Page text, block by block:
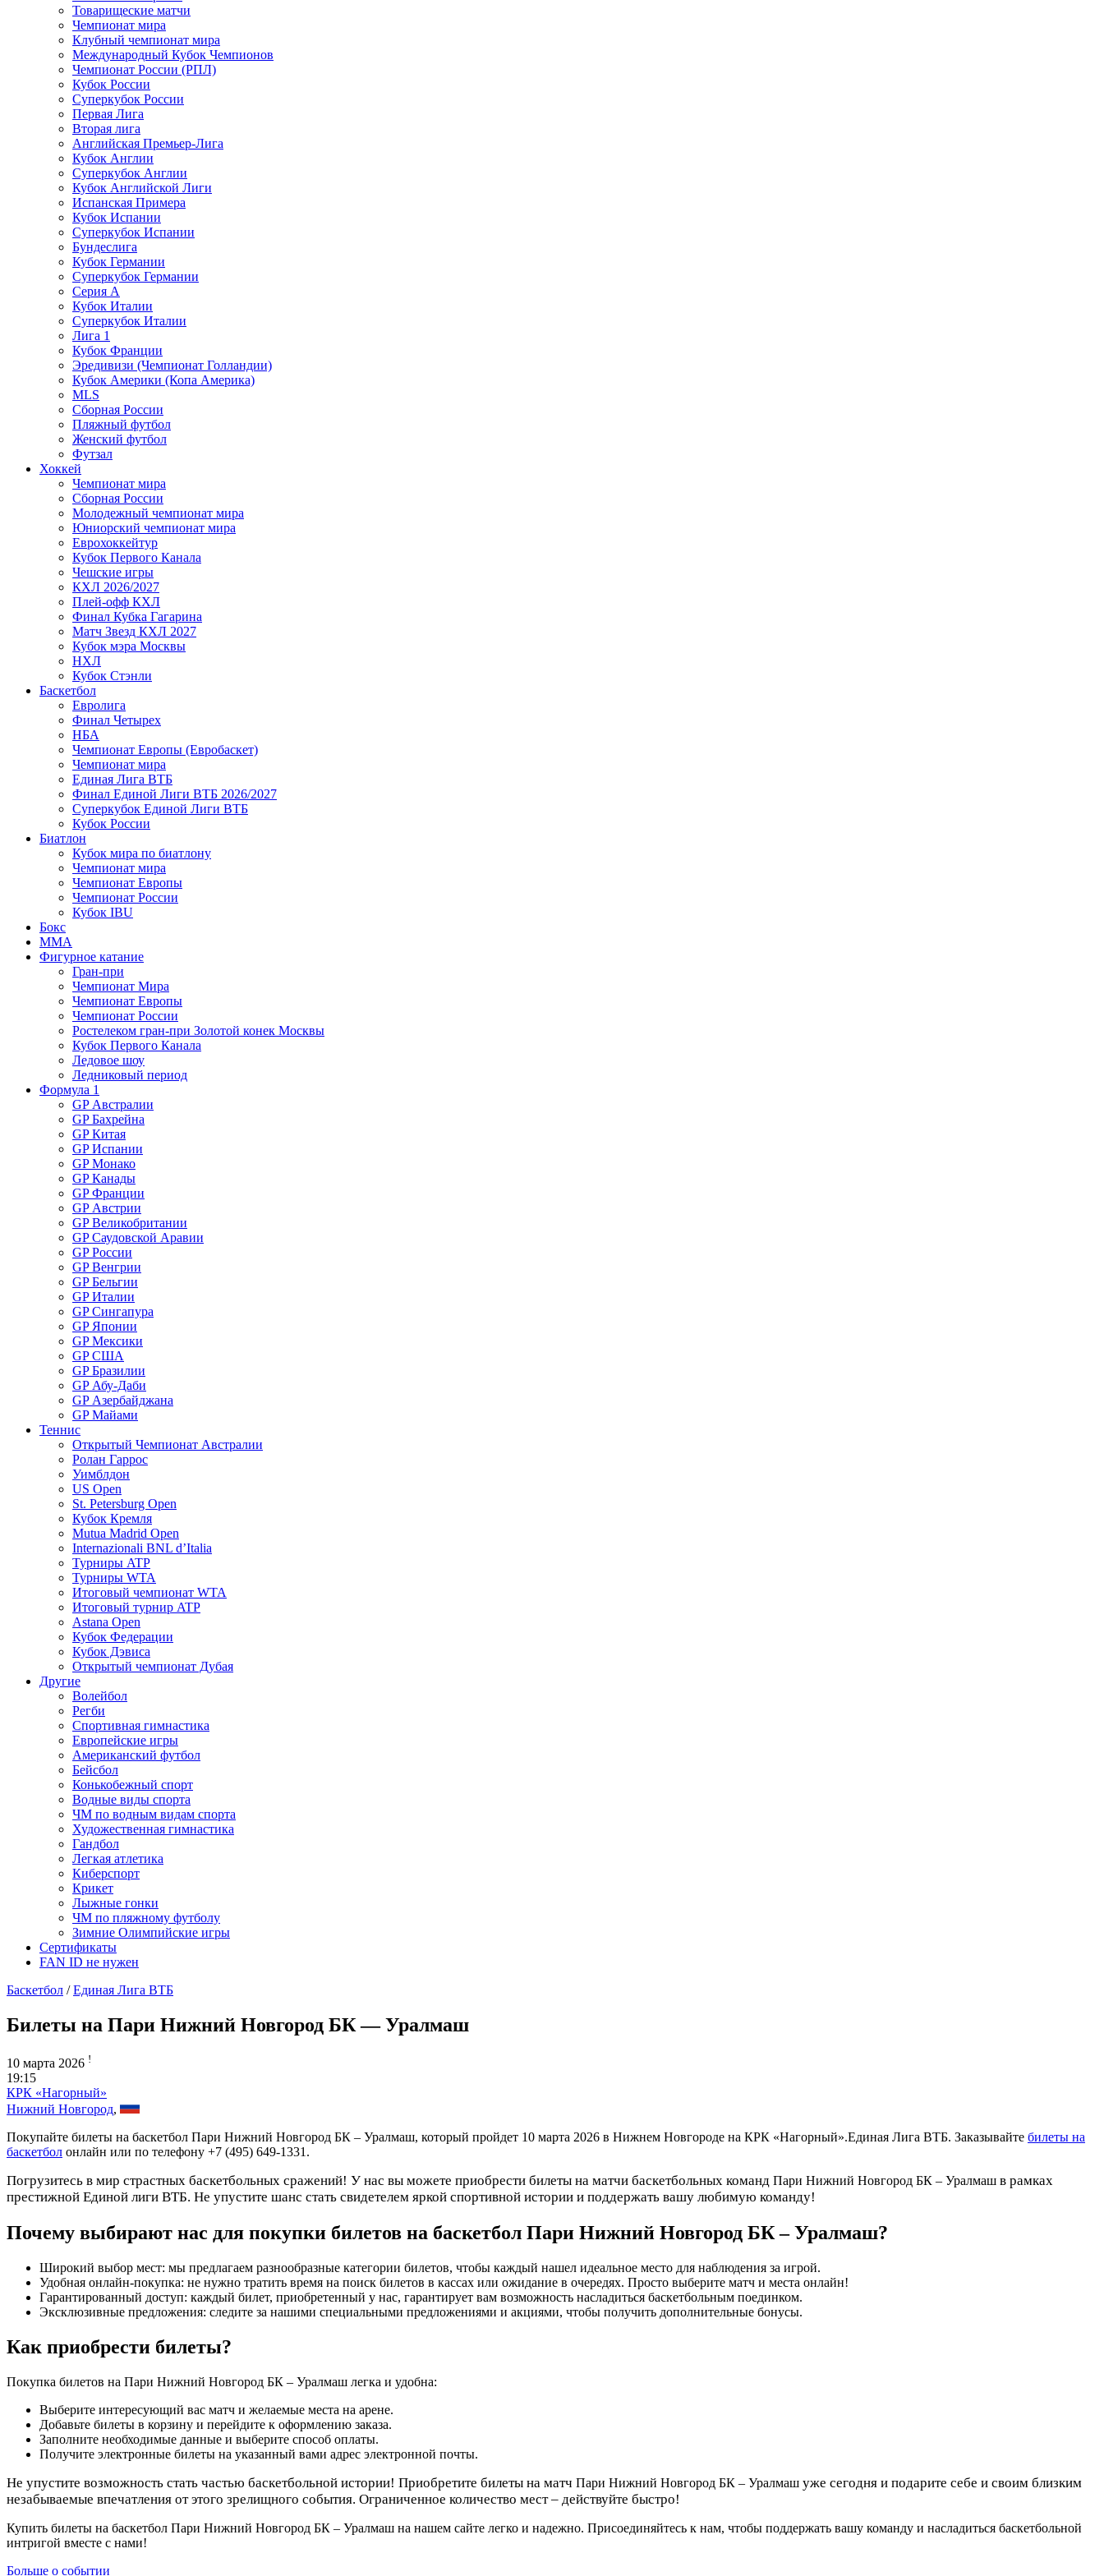
Товарищеские матчи
Чемпионат мира
Клубный чемпионат мира
Международный Кубок Чемпионов
Чемпионат России (РПЛ)
Кубок России
Суперкубок России
Первая Лига
Вторая лига
Английская Премьер-Лига
Кубок Англии
Суперкубок Англии
Кубок Английской Лиги
Испанская Примера
Кубок Испании
Суперкубок Испании
Бундеслига
Кубок Германии
Суперкубок Германии
Серия А
Кубок Италии
Суперкубок Италии
Лига 1
Кубок Франции
Эредивизи (Чемпионат Голландии)
Кубок Америки (Копа Америка)
MLS
Сборная России
Пляжный футбол
Женский футбол
Футзал
Хоккей
Чемпионат мира
Сборная России
Молодежный чемпионат мира
Юниорский чемпионат мира
Еврохоккейтур
Кубок Первого Канала
Чешские игры
КХЛ 2026/2027
Плей-офф КХЛ
Финал Кубка Гагарина
Матч Звезд КХЛ 2027
Кубок мэра Москвы
НХЛ
Кубок Стэнли
Баскетбол
Евролига
Финал Четырех
НБА
Чемпионат Европы (Евробаскет)
Чемпионат мира
Единая Лига ВТБ
Финал Единой Лиги ВТБ 2026/2027
Суперкубок Единой Лиги ВТБ
Кубок России
Биатлон
Кубок мира по биатлону
Чемпионат мира
Чемпионат Европы
Чемпионат России
Кубок IBU
Бокс
MMA
Фигурное катание
Гран-при
Чемпионат Мира
Чемпионат Европы
Чемпионат России
Ростелеком гран-при Золотой конек Москвы
Кубок Первого Канала
Ледовое шоу
Ледниковый период
Формула 1
GP Австралии
GP Бахрейна
GP Китая
GP Испании
GP Монако
GP Канады
GP Франции
GP Австрии
GP Великобритании
GP Саудовской Аравии
GP России
GP Венгрии
GP Бельгии
GP Италии
GP Сингапура
GP Японии
GP Мексики
GP США
GP Бразилии
GP Абу-Даби
GP Азербайджана
GP Майами
Теннис
Открытый Чемпионат Австралии
Ролан Гаррос
Уимблдон
US Open
St. Petersburg Open
Кубок Кремля
Mutua Madrid Open
Internazionali BNL d’Italia
Турниры ATP
Турниры WTA
Итоговый чемпионат WTA
Итоговый турнир ATP
Astana Open
Кубок Федерации
Кубок Дэвиса
Открытый чемпионат Дубая
Другие
Волейбол
Регби
Спортивная гимнастика
Европейские игры
Американский футбол
Бейсбол
Конькобежный спорт
Водные виды спорта
ЧМ по водным видам спорта
Художественная гимнастика
Гандбол
Легкая атлетика
Киберспорт
Крикет
Лыжные гонки
ЧМ по пляжному футболу
Зимние Олимпийские игры
Сертификаты
FAN ID не нужен
Баскетбол /Единая Лига ВТБ
Билеты на Пари Нижний Новгород БК — Уралмаш
10 марта 2026 !
19:15
КРК «Нагорный»
Нижний Новгород,
Покупайте билеты на баскетбол Пари Нижний Новгород БК – Уралмаш, который пройдет 10 марта 2026 в Нижнем Новгороде на КРК «Нагорный».Единая Лига ВТБ. Заказывайте билеты на
баскетбол онлайн или по телефону +7 (495) 649-1331.
Погрузитесь в мир страстных баскетбольных сражений! У нас вы можете приобрести билеты на матчи баскетбольных команд Пари Нижний Новгород БК – Уралмаш в рамках
престижной Единой лиги ВТБ. Не упустите шанс стать свидетелем яркой спортивной истории и поддержать вашу любимую команду!
Почему выбирают нас для покупки билетов на баскетбол Пари Нижний Новгород БК – Уралмаш?
Широкий выбор мест: мы предлагаем разнообразные категории билетов, чтобы каждый нашел идеальное место для наблюдения за игрой.
Удобная онлайн-покупка: не нужно тратить время на поиск билетов в кассах или ожидание в очередях. Просто выберите матч и места онлайн!
Гарантированный доступ: каждый билет, приобретенный у нас, гарантирует вам возможность насладиться баскетбольным поединком.
Эксклюзивные предложения: следите за нашими специальными предложениями и акциями, чтобы получить дополнительные бонусы.
Как приобрести билеты?
Покупка билетов на Пари Нижний Новгород БК – Уралмаш легка и удобна:
Выберите интересующий вас матч и желаемые места на арене.
Добавьте билеты в корзину и перейдите к оформлению заказа.
Заполните необходимые данные и выберите способ оплаты.
Получите электронные билеты на указанный вами адрес электронной почты.
Не упустите возможность стать частью баскетбольной истории! Приобретите билеты на матч Пари Нижний Новгород БК – Уралмаш уже сегодня и подарите себе и своим близким
незабываемые впечатления от этого зрелищного события. Ограниченное количество мест – действуйте быстро!
Купить билеты на баскетбол Пари Нижний Новгород БК – Уралмаш на нашем сайте легко и надежно. Присоединяйтесь к нам, чтобы поддержать вашу команду и насладиться баскетбольной
интригой вместе с нами!
Больше о событии